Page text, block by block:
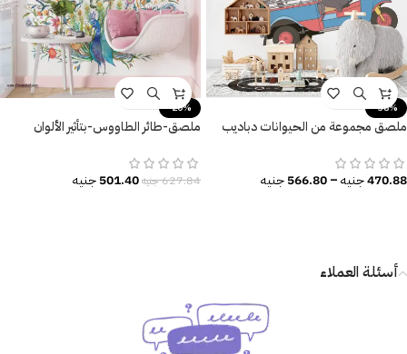
-38%
ملصق مجموعة من الحيوانات دباديب
470.88جنيه–
566.80جنيه
-20%
ملصق-طائر الطاووس-بتأثير الألوان
627.84جنيه501.40جنيه
أسئلة العملاء